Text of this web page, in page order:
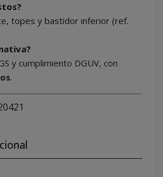
topes y bastidor inferior (ref.
y cumplimiento DGUV, con
.